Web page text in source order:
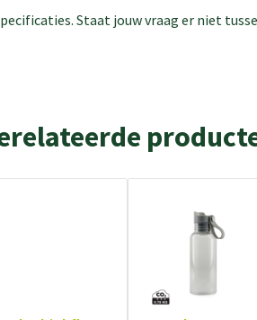
Staat jouw vraag er niet